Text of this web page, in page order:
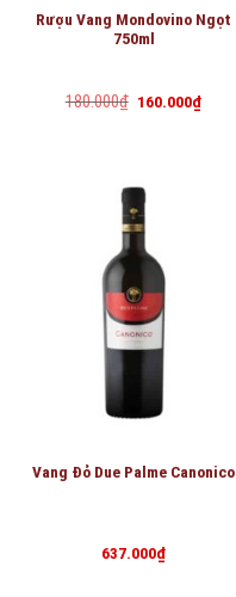
Rượu Vang Mondovino Ngọt
750ml
180.000₫ Giá
160.000₫Giá
Vang Đỏ Due Palme Canonico
637.000₫